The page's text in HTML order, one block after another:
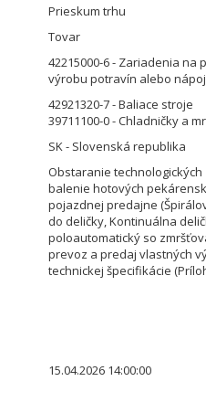
Prieskum trhu
Tovar
42215000-6 - Zariadenia
výrobu potravín alebo
42921320-7 - Baliace stroje
39711100-0 - Chladničky a
SK - Slovenská republika
Obstaranie
balenie hotových
pojazdnej predajne
do deličky, Kontinuálna
poloautomatický so
prevoz a predaj vlastných
technickej špecifikácie
15.04.2026 14:00:00